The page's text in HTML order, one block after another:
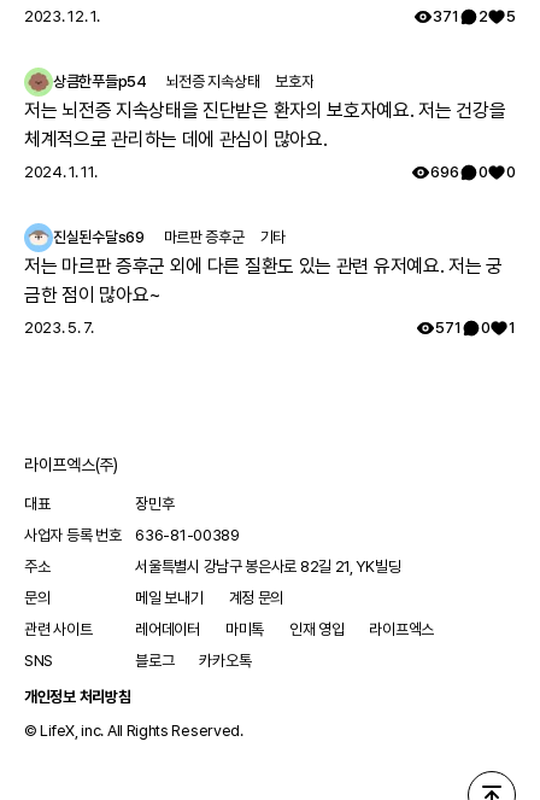
진단 및 검사
환자에게 나타나는 증상이나 특징을 통해
볼 수 있어요. 이후 유전자 검사를 통해
유전자 변이가 확인되
진도 필요할 수 있어요.
대부분 뇌 구조에는 이상이 없기 때문에, 뇌 MRI 등의 영상 검사는 임상
적으로 필요하다고 판단된 경우에 시행하면 돼요.
치료
은 케이스가 있나 알아보기로 하고 주기적으로 외래만 다녔습니다.
자 모두 최종진단 받았어요. 이 글 작성후 한달뒤, 오늘 서울대 외래
에 가서 말씀드리니 아니라고, 잘못된 검사결과라고 찾고 있는중이
니 기다려보자고 하십니다 ㅠㅠ
2023. 12. 1. 371 2 5
상큼한푸들p54 뇌전증 지속상태 보호자
저는 뇌전증 지속상태을 진단받은 환자의 보호자예요. 저는 건강을
체계적으로 관리하는 데에 관심이 많아요.
2024. 1. 11. 696 0 0
진실된수달s69 마르판 증후군 기타
저는 마르판 증후군 외에 다른 질환도 있는 관련 유저예요. 저는 궁
금한 점이 많아요~
2023. 5. 7. 571 0 1
라이프엑스(주)
대표
장민후
사업자 등록 번호
636-81-00389
주소
서울특별시 강남구 봉은사로 82길 21, YK빌딩
문의
메일 보내기
계정 문의
관련 사이트
레어데이터 마미톡 인재 영입
라이프엑스
SNS
블로그
카카오톡
개인정보 처리방침
© LifeX, inc. All Rights Reserved.